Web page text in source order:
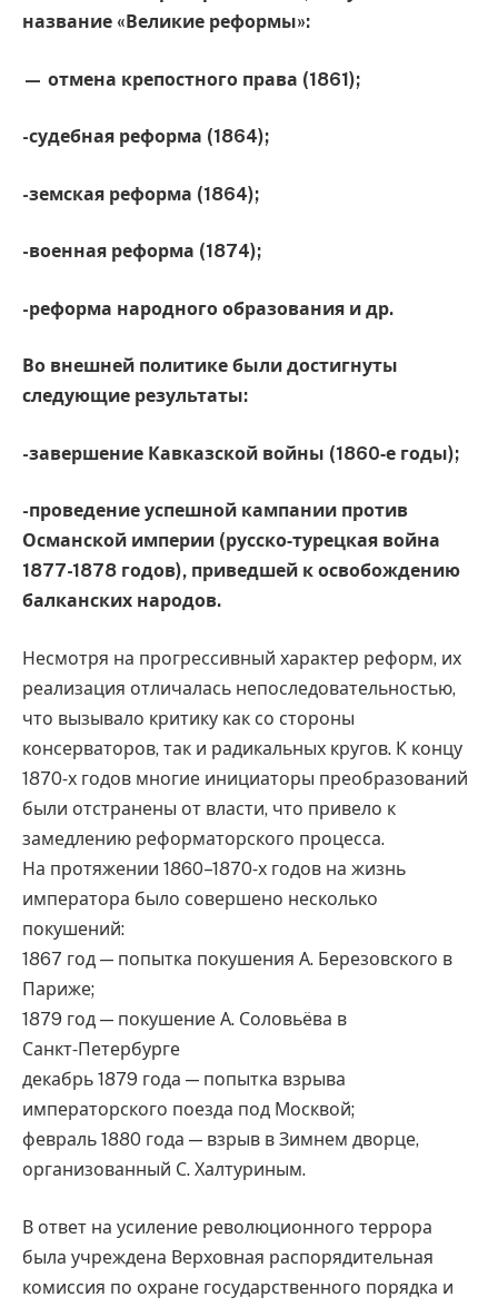
название «Великие реформы»:
— отмена крепостного права (1861);
-судебная реформа (1864);
-земская реформа (1864);
-военная реформа (1874);
-реформа народного образования и др.
Во внешней политике были достигнуты
следующие результаты:
-завершение Кавказской войны (1860‑е годы);
-проведение успешной кампании против
Османской империи (русско‑турецкая война
1877-1878 годов), приведшей к освобождению
балканских народов.
Несмотря на прогрессивный характер реформ, их
реализация отличалась непоследовательностью,
что вызывало критику как со стороны
консерваторов, так и радикальных кругов. К концу
1870‑х годов многие инициаторы преобразований
были отстранены от власти, что привело к
замедлению реформаторского процесса.
На протяжении 1860–1870‑х годов на жизнь
императора было совершено несколько
покушений:
1867 год — попытка покушения А. Березовского в
Париже;
1879 год — покушение А. Соловьёва в
Санкт‑Петербурге
декабрь 1879 года — попытка взрыва
императорского поезда под Москвой;
февраль 1880 года — взрыв в Зимнем дворце,
организованный С. Халтуриным.
В ответ на усиление революционного террора
была учреждена Верховная распорядительная
комиссия по охране государственного порядка и